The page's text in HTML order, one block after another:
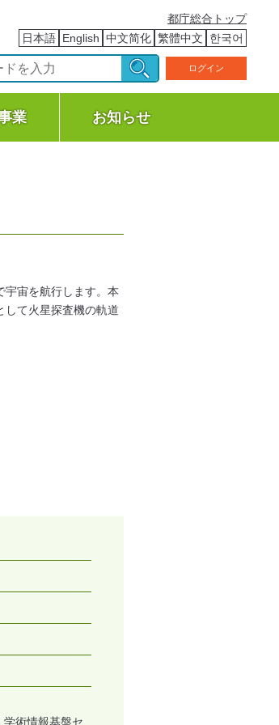
都庁総合トップ
日本語 English 中文简化 繁體中文 한국어
ログイン
業 お知らせ
宇宙を航行します。本
して火星探査機の軌道
学術情報基盤セ